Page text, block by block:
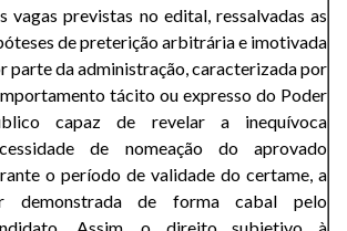
vagas previstas no edital, ressalvadas as
de preterição arbitrária e imotivada
parte da administração, caracterizada por
tácito ou expresso do Poder
capaz de revelar a inequívoca
de nomeação do aprovado
o período de validade do certame, a
demonstrada de forma cabal pelo